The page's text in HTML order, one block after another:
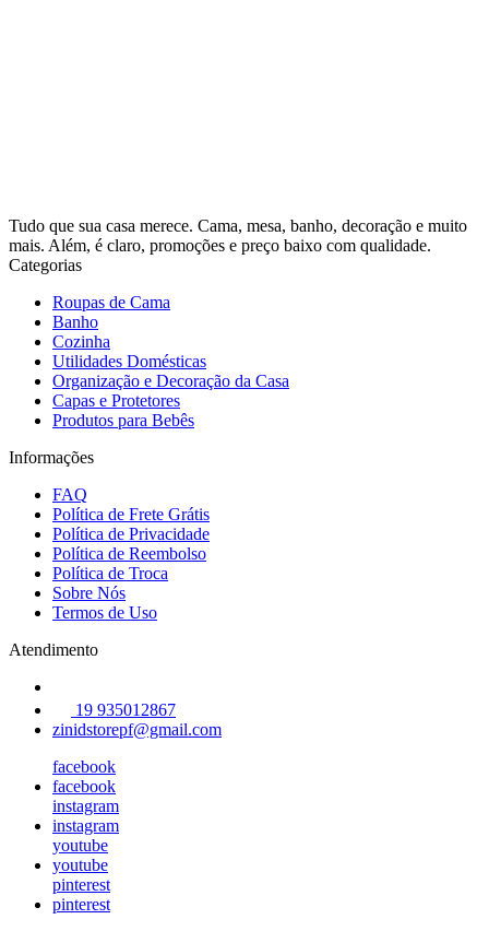
Tudo que sua casa merece. Cama, mesa, banho, decoração e muito
mais. Além, é claro, promoções e preço baixo com qualidade.
Categorias
Roupas de Cama
Banho
Cozinha
Utilidades Domésticas
Organização e Decoração da Casa
Capas e Protetores
Produtos para Bebês
Informações
FAQ
Política de Frete Grátis
Política de Privacidade
Política de Reembolso
Política de Troca
Sobre Nós
Termos de Uso
Atendimento
19 935012867
zinidstorepf@gmail.com
facebook
facebook
instagram
instagram
youtube
youtube
pinterest
pinterest